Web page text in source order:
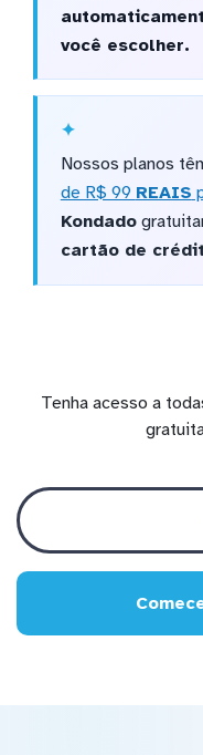
você escolher.
Nossos planos
de R$ 99 REAIS
Kondado
cartão de
Tenha acesso a